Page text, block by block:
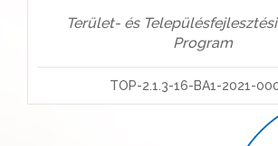
Terület- és
Program
TOP-2.1.3-16-BA1-2021-